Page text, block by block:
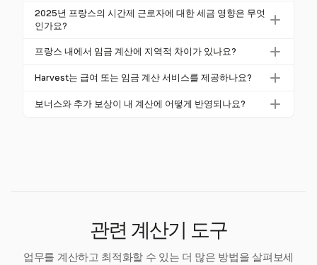
을 추정하여 재정 목표를 달성할 수 있도록 합니다.
필수적입니다.
프랑스의 사회 보장 기여금은 일반적으로 직원의 총 소
득을 약 23% 줄입니다. 이러한 기여금은 다양한 사회
프리랜서의 경우, 비율은 전문적 지위와 소득에 따라
달라질 수 있습니다.
2025년 프랑스의 시간제 근로자에 대한 세금 영향은 무엇
인가요?
2025년 프랑스의 시간제 근로자에 대한 세금 영향은
합니다. 근로자는 순소득을 계산할 때 이러한 세율을
급여에 큰 영향을 미칠 수 있습니다.
프랑스 내에서 임금 계산에 지역적 차이가 있나요?
네, 프랑스 내에서 임금 계산에 지역적 차이가 있습니
여에 영향을 줄 수 있습니다. 위치에 따라 수익을 계산
Harvest는 급여 또는 임금 계산 서비스를 제공하나요?
Harvest는 시간 및 비용 추적, 프로젝트 기반 청구 및
보너스와 추가 보상이 내 계산에 어떻게 반영되나요?
관련 계산기 도구
업무를 계산하고 최적화할 수 있는 더 많은 방법을 살펴보세